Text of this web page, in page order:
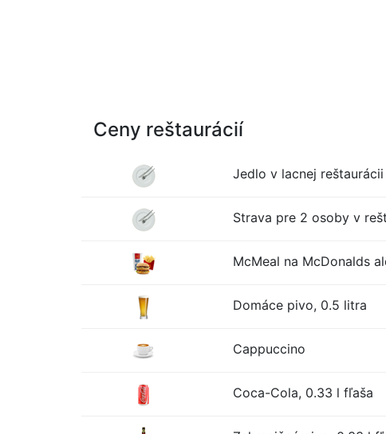
Ceny reštaurácií
Jedlo v lacnej reštaurácii
Strava pre 2 osoby v
McMeal na McDonalds
Domáce pivo, 0.5 litra
Cappuccino
Coca-Cola, 0.33 l fľaša